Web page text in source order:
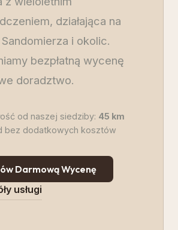
działająca na
i okolic.
bezpłatną wycenę
doradztwo.
od naszej siedziby: 45 km
dodatkowych kosztów
Darmową Wycenę
usługi